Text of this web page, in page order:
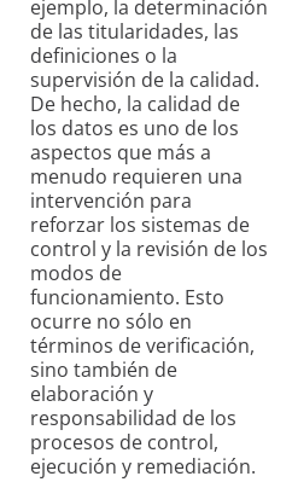
ejemplo, la determinación
de las titularidades, las
definiciones o la
supervisión de la calidad.
De hecho, la calidad de
los datos es uno de los
aspectos que más a
menudo requieren una
intervención para
reforzar los sistemas de
control y la revisión de los
modos de
funcionamiento. Esto
ocurre no sólo en
términos de verificación,
sino también de
elaboración y
responsabilidad de los
procesos de control,
ejecución y remediación.